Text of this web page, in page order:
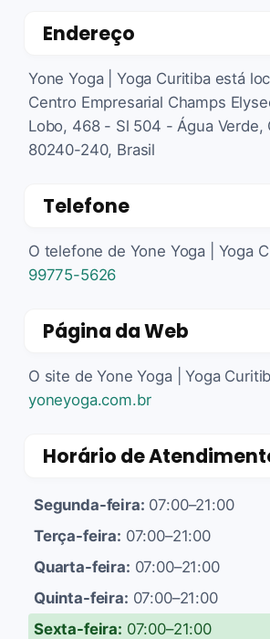
Endereço
Yone Yoga | Yoga Curitiba está
Centro Empresarial Champs
Lobo, 468 - Sl 504 - Água Verde,
80240-240, Brasil
Telefone
O telefone de Yone Yoga | Yoga
99775-5626
Página da Web
O site de Yone Yoga | Yoga
yoneyoga.com.br
Horário de
Segunda-feira: 07:00–21:00
Terça-feira: 07:00–21:00
Quarta-feira: 07:00–21:00
Quinta-feira: 07:00–21:00
Sexta-feira: 07:00–21:00